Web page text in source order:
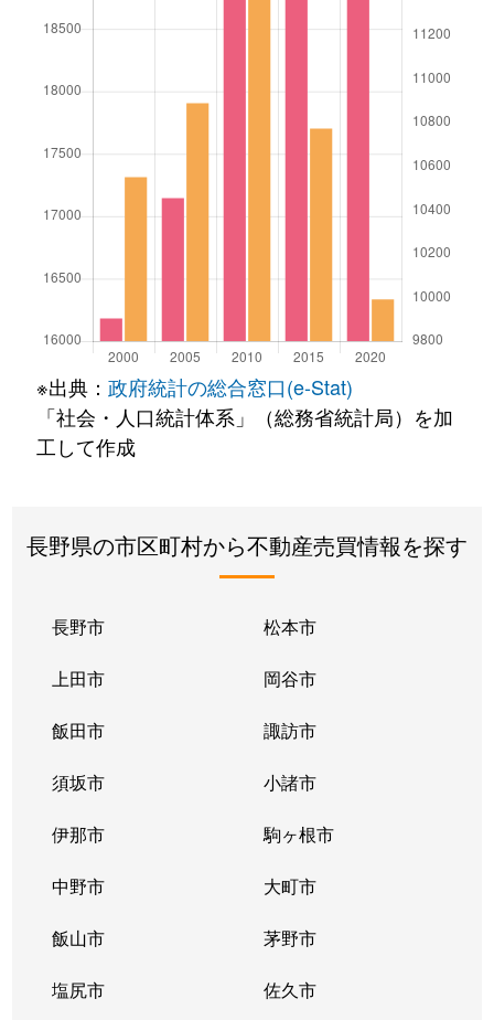
※出典： 政府統計の総合窓口(e-Stat)
「社会・人口統計体系」（総務省統計局）を加
工して作成
長野県の市区町村から不動産売買情報を探す
長野市 松本市
上田市 岡谷市
飯田市 諏訪市
須坂市 小諸市
伊那市 駒ヶ根市
中野市 大町市
飯山市 茅野市
塩尻市 佐久市